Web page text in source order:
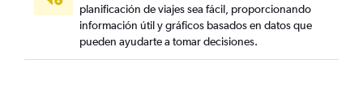
planificación de viajes sea fácil, proporcionando
información útil y gráficos basados en datos que
pueden ayudarte a tomar decisiones.